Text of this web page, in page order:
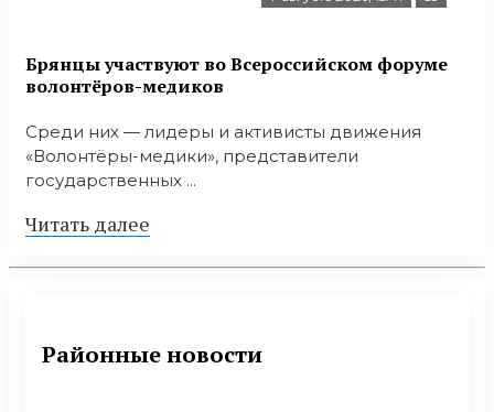
Брянцы участвуют во Всероссийском форуме
волонтёров-медиков
Среди них — лидеры и активисты движения
«Волонтёры-медики», представители
государственных ...
Читать далее
Районные новости